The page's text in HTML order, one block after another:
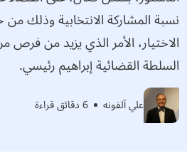
نسبة المشاركة الانتخابية وذلك
الاختيار، الأمر الذي يزيد من
السلطة القضائية إبراهيم رئيسي.
علي آلفونه 6 دقائق قراءة